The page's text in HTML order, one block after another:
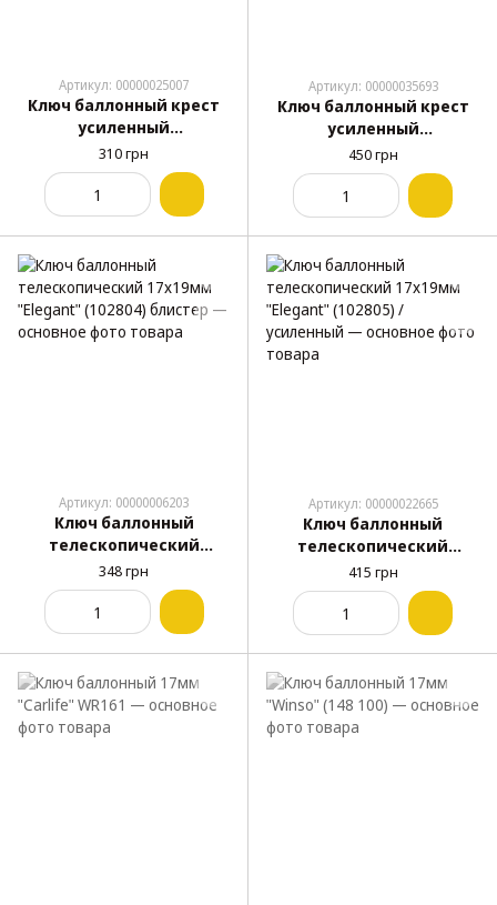
Артикул: 00000025007
Ключ баллонный крест
усиленный
17х19х21ммх1/2"
"Elegant" (102811)
310 грн
Артикул: 00000035693
Ключ баллонный крест
усиленный
17х19х21ммх1/2" Хром-
Ванадий Профессионал.
"Сarlife" (WR151)
450 грн
Артикул: 00000006203
Ключ баллонный
телескопический
17х19мм "Elegant"
(102804) блистер
348 грн
Артикул: 00000022665
Ключ баллонный
телескопический
17х19мм "Elegant"
(102805) / усиленный
415 грн